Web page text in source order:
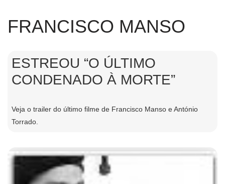
FRANCISCO MANSO
ESTREOU “O ÚLTIMO
CONDENADO À MORTE”
Veja o trailer do último filme de Francisco Manso e António
Torrado.